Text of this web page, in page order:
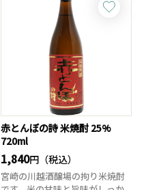
赤とんぼの詩 米焼酎 25%
720ml
1,840円（税込）
宮崎の川越酒醸場の拘り米焼酎